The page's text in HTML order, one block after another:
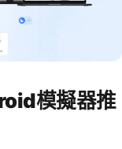
模擬器推